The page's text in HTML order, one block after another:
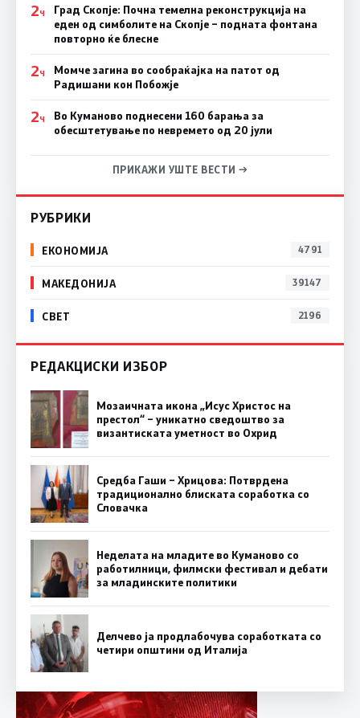
2Ч
Град Скопје: Почна темелна реконструкција на
еден од симболите на Скопје – подната фонтана
повторно ќе блесне
2Ч
Момче загина во сообраќајка на патот од
Радишани кон Побожје
2Ч
Во Куманово поднесени 160 барања за
обесштетување по невремето од 20 јули
ПРИКАЖИ УШТЕ ВЕСТИ →
РУБРИКИ
ЕКОНОМИЈА 4791
МАКЕДОНИЈА 39147
СВЕТ 2196
РЕДАКЦИСКИ ИЗБОР
Мозаичната икона „Исус Христос на
престол“ – уникатно сведоштво за
византиската уметност во Охрид
Средба Гаши – Хрицова: Потврдена
традиционално блиската соработка со
Словачка
Неделата на младите во Куманово со
работилници, филмски фестивал и дебати
за младинските политики
Делчево ја продлабочува соработката со
четири општини од Италија